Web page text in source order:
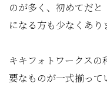
のが多く、初めてだ
になる方も少なくあり
キキフォトワークス
要なものが一式揃って